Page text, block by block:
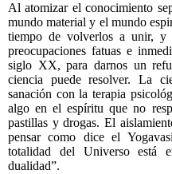
Al atomizar el conocimiento
mundo material y el mundo
tiempo de volverlos a unir, y
preocupaciones fatuas e
siglo XX, para darnos un
ciencia puede resolver. La
sanación con la terapia
algo en el espíritu que no
pastillas y drogas. El
pensar como dice el
totalidad del Universo está
dualidad”.